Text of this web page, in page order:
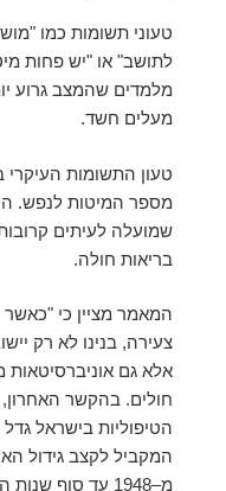
טעוני תשומות כמו
לתושב" או "יש פחות
מלמדים שהמצב גרוע
מעלים חשד.
טעון התשומות
מספר המיטות לנפש.
שמועלה לעיתים
בריאות חולה.
המאמר מציין כי "כאשר
צעירה, בנינו לא רק
אלא גם אוניברסיטאות
חולים. בהקשר
הטיפוליות בישראל
המקביל לקצב גידול